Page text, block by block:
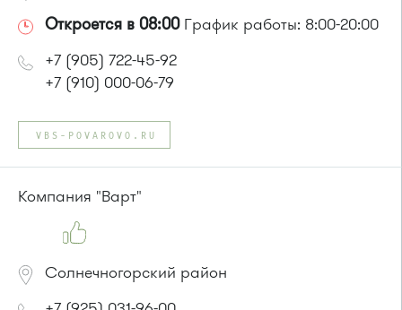
Откроется в 08:00График работы: 8:00-20:00
+7 (905) 722-45-92
+7 (910) 000-06-79
VBS-POVAROVO.RU
Компания "Варт"
Солнечногорский район